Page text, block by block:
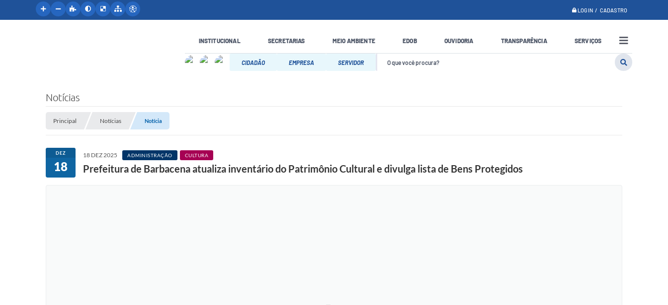
LOGIN / CADASTRO
INSTITUCIONAL SECRETARIAS MEIO AMBIENTE EDOB OUVIDORIA TRANSPARÊNCIA SERVIÇOS
CIDADÃO EMPRESA SERVIDOR
Notícias
Principal Notícias Notícia
DEZ
18
18 DEZ 2025 ADMINISTRAÇÃO CULTURA
Prefeitura de Barbacena atualiza inventário do Patrimônio Cultural e divulga lista de Bens Protegidos